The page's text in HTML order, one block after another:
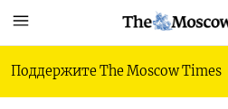
Поддержите The Moscow Times